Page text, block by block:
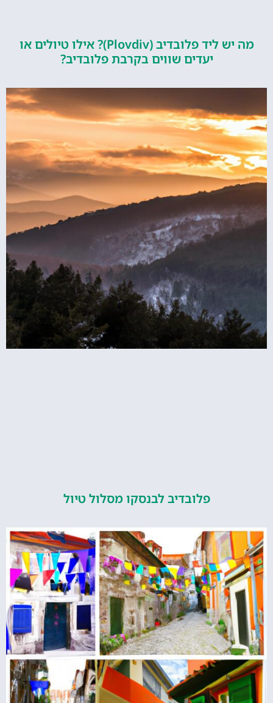
מה יש ליד פלובדיב (Plovdiv)? אילו טיולים או
יעדים שווים בקרבת פלובדיב?
פלובדיב לבנסקו מסלול טיול